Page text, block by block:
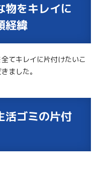
物をキレイに
経緯
てキレイに片付けたいこ
ました。
活ゴミの片付